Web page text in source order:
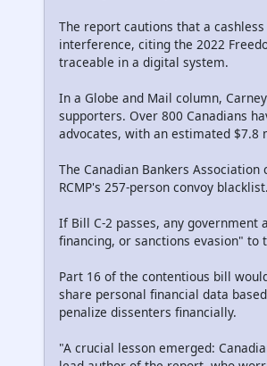
The report cautions that a
interference, citing the 2022
traceable in a digital system.
In a Globe and Mail column,
supporters. Over 800 Canadians
advocates, with an estimated $7.8
The Canadian Bankers
RCMP's 257-person convoy blacklist.
If Bill C-2 passes, any
financing, or sanctions evasion"
Part 16 of the contentious bill
share personal financial data
penalize dissenters financially.
"A crucial lesson emerged: